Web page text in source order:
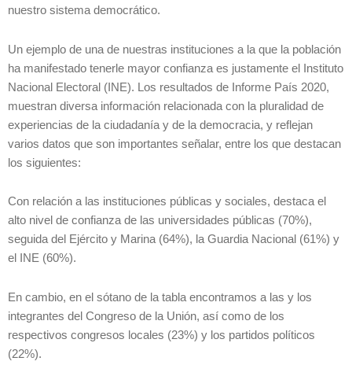
nuestro sistema democrático.
Un ejemplo de una de nuestras instituciones a la que la población
ha manifestado tenerle mayor confianza es justamente el Instituto
Nacional Electoral (INE). Los resultados de Informe País 2020,
muestran diversa información relacionada con la pluralidad de
experiencias de la ciudadanía y de la democracia, y reflejan
varios datos que son importantes señalar, entre los que destacan
los siguientes:
Con relación a las instituciones públicas y sociales, destaca el
alto nivel de confianza de las universidades públicas (70%),
seguida del Ejército y Marina (64%), la Guardia Nacional (61%) y
el INE (60%).
En cambio, en el sótano de la tabla encontramos a las y los
integrantes del Congreso de la Unión, así como de los
respectivos congresos locales (23%) y los partidos políticos
(22%).